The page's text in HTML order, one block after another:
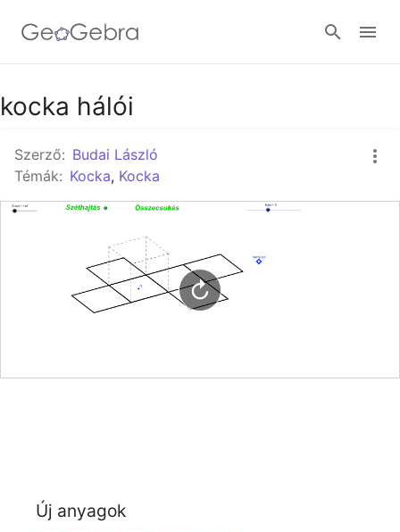
Google Classroom
GeoGebra Classroom
kocka hálói
Szerző: Budai László
Témák: Kocka, Kocka
Új anyagok